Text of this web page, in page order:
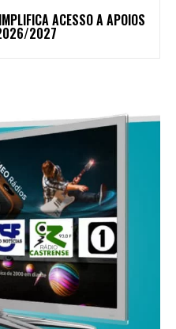
ACESSO A APOIOS
2026/2027